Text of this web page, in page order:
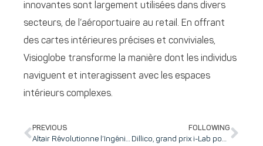
innovantes sont largement utilisées dans divers
secteurs, de l’aéroportuaire au retail. En offrant
des cartes intérieures précises et conviviales,
Visioglobe transforme la manière dont les individus
naviguent et interagissent avec les espaces
intérieurs complexes.
PREVIOUS
Altair Révolutionne l’Ingénierie avec le Lancement d’Altair® HyperWorks® 2023 et son IA générative
FOLLOWING
Dillico, grand prix i-Lab pour sa technologie deeptech révolutionnaire d’équipement automatisé de fabrication de vaccins à ARN messager, rejoint inovallée pour accélérer son développement